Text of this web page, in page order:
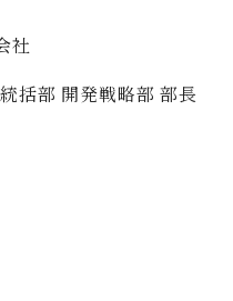
社
括部 開発戦略部 部長